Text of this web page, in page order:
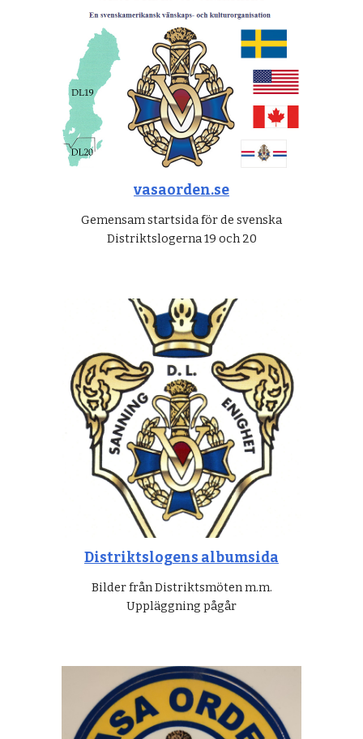
vasaorden.se
Gemensam startsida för de svenska
Distriktslogerna 19 och 20
Distriktslogens albumsida
Bilder från Distriktsmöten m.m.
Uppläggning pågår